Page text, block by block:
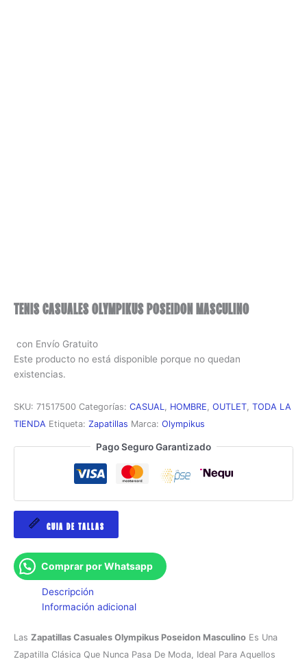
TENIS CASUALES OLYMPIKUS POSEIDON MASCULINO
con Envío Gratuito
Este producto no está disponible porque no quedan
existencias.
SKU: 71517500 Categorías: CASUAL HOMBRE OUTLET TODA LA
TIENDA Etiqueta: Zapatillas Marca: Olympikus
Pago Seguro Garantizado
GUIA DE TALLAS
Comprar por Whatsapp
Descripción
Información adicional
Las Zapatillas Casuales Olympikus Poseidon Masculino Es Una
Zapatilla Clásica Que Nunca Pasa De Moda, Ideal Para Aquellos